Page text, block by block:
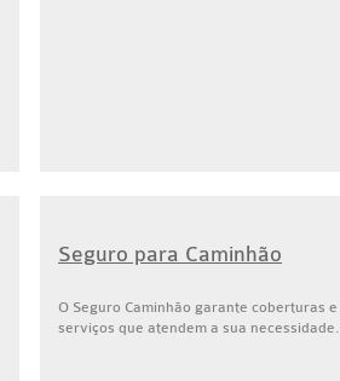
Seguro para Caminhão
O Seguro Caminhão garante coberturas e
serviços que atendem a sua necessidade.